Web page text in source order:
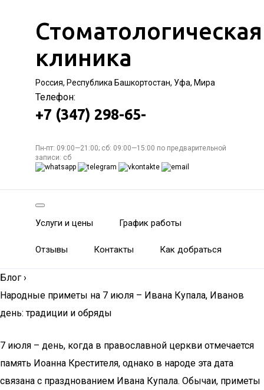
Стоматологическая
клиника
Россия, Республика Башкортостан, Уфа, Мира
Телефон:
+7 (347) 298-65-
Пн-пт: 09:00—21:00; сб: 09:00—15:00 по предварительной
записи: сб
Услуги и цены График работы
Отзывы Контакты Как добраться
Блог ›
Народные приметы на 7 июля – Ивана Купала, Иванов
день: традиции и обряды
7 июля – день, когда в православной церкви отмечается
память Иоанна Крестителя, однако в народе эта дата
связана с празднованием Ивана Купала. Обычаи, приметы